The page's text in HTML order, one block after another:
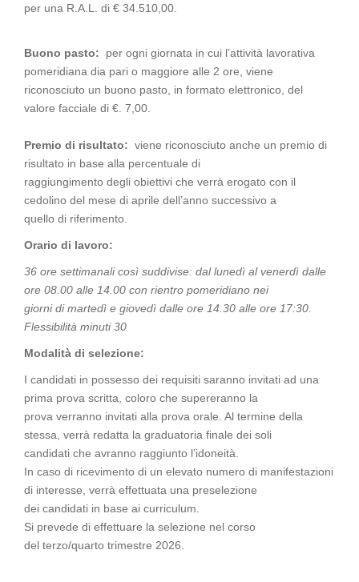
per una R.A.L. di € 34.510,00.
Buono pasto: per ogni giornata in cui l’attività lavorativa
pomeridiana dia pari o maggiore alle 2 ore, viene
riconosciuto un buono pasto, in formato elettronico, del
valore facciale di €. 7,00.
Premio di risultato: viene riconosciuto anche un premio di
risultato in base alla percentuale di
raggiungimento degli obiettivi che verrà erogato con il
cedolino del mese di aprile dell’anno successivo a
quello di riferimento.
Orario di lavoro:
36 ore settimanali così suddivise: dal lunedì al venerdì dalle
ore 08.00 alle 14.00 con rientro pomeridiano nei
giorni di martedì e giovedì dalle ore 14.30 alle ore 17:30.
Flessibilità minuti 30
Modalità di selezione:
I candidati in possesso dei requisiti saranno invitati ad una
prima prova scritta, coloro che supereranno la
prova verranno invitati alla prova orale. Al termine della
stessa, verrà redatta la graduatoria finale dei soli
candidati che avranno raggiunto l’idoneità.
In caso di ricevimento di un elevato numero di manifestazioni
di interesse, verrà effettuata una preselezione
dei candidati in base ai curriculum.
Si prevede di effettuare la selezione nel corso
del terzo/quarto trimestre 2026.